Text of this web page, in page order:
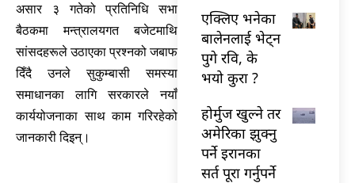
असार ३ गतेको प्रतिनिधि सभा
बैठकमा मन्त्रालयगत बजेटमाथि
सांसदहरूले उठाएका प्रश्नको जबाफ
दिँदै उनले सुकुम्बासी समस्या
समाधानका लागि सरकारले नयाँ
कार्ययोजनाका साथ काम गरिरहेको
जानकारी दिइन्।
एक्लिए भनेका
बालेनलाई भेट्न
पुगे रवि, के
भयो कुरा ?
होर्मुज खुल्ने तर
अमेरिका झुक्नु
पर्ने इरानका
सर्त पूरा गर्नुपर्ने